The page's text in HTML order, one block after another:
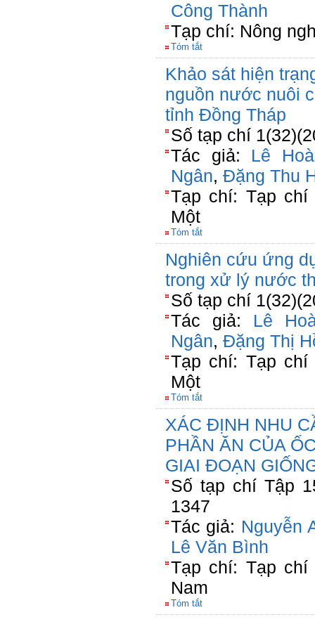
Công Thành
Tạp chí: Nông
Tóm tắt
Khảo sát hiện
nguồn nước nuôi
tỉnh Đồng Tháp
Số tạp chí
Tác giả: Lê
Ngân, Đặng Thu
Tạp chí: Tạp
Một
Tóm tắt
Nghiên cứu ứng
trong xử lý nước
Số tạp chí
Tác giả: Lê
Ngân, Đặng Thị
Tạp chí: Tạp
Một
Tóm tắt
XÁC ĐỊNH NHU
PHẦN ĂN CỦA
GIAI ĐOẠN
Số tạp chí Tập
1347
Tác giả: Nguyễn
Lê Văn Bình
Tạp chí: Tạp chí
Nam
Tóm tắt